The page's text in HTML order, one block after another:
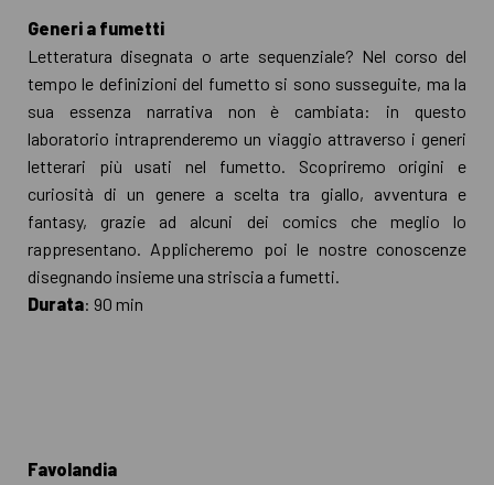
Generi a fumetti
Letteratura disegnata o arte sequenziale? Nel corso del
tempo le definizioni del fumetto si sono susseguite, ma la
sua essenza narrativa non è cambiata: in questo
laboratorio intraprenderemo un viaggio attraverso i generi
letterari più usati nel fumetto. Scopriremo origini e
curiosità di un genere a scelta tra giallo, avventura e
fantasy, grazie ad alcuni dei comics che meglio lo
rappresentano. Applicheremo poi le nostre conoscenze
disegnando insieme una striscia a fumetti.
Durata: 90 min
Favolandia